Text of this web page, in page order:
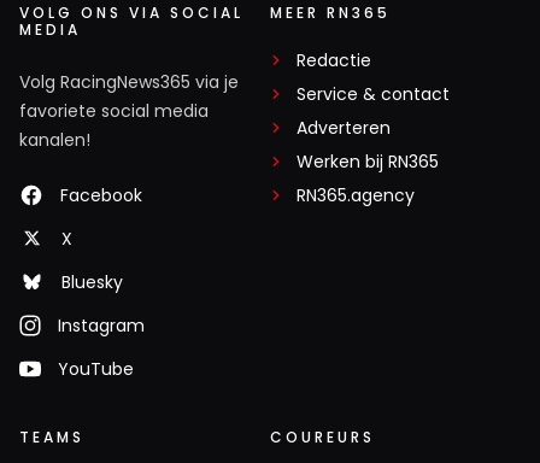
VOLG ONS VIA SOCIAL
MEDIA
Volg RacingNews365 via je
favoriete social media
kanalen!
Facebook
X
Bluesky
Instagram
YouTube
MEER RN365
Redactie
Service & contact
Adverteren
Werken bij RN365
RN365.agency
TEAMS COUREURS